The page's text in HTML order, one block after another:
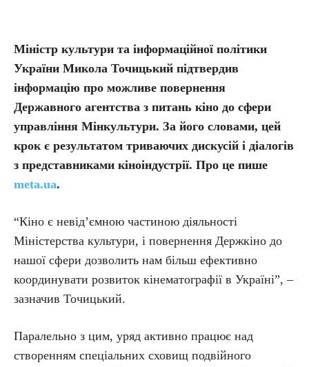
Міністр культури та інформаційної політики
України Микола Точицький підтвердив
інформацію про можливе повернення
Державного агентства з питань кіно до сфери
управління Мінкультури. За його словами, цей
крок є результатом триваючих дискусій і діалогів
з представниками кіноіндустрії. Про це пише
meta.ua.
“Кіно є невід’ємною частиною діяльності
Міністерства культури, і повернення Держкіно до
нашої сфери дозволить нам більш ефективно
координувати розвиток кінематографії в Україні”, –
зазначив Точицький.
Паралельно з цим, уряд активно працює над
створенням спеціальних сховищ подвійного